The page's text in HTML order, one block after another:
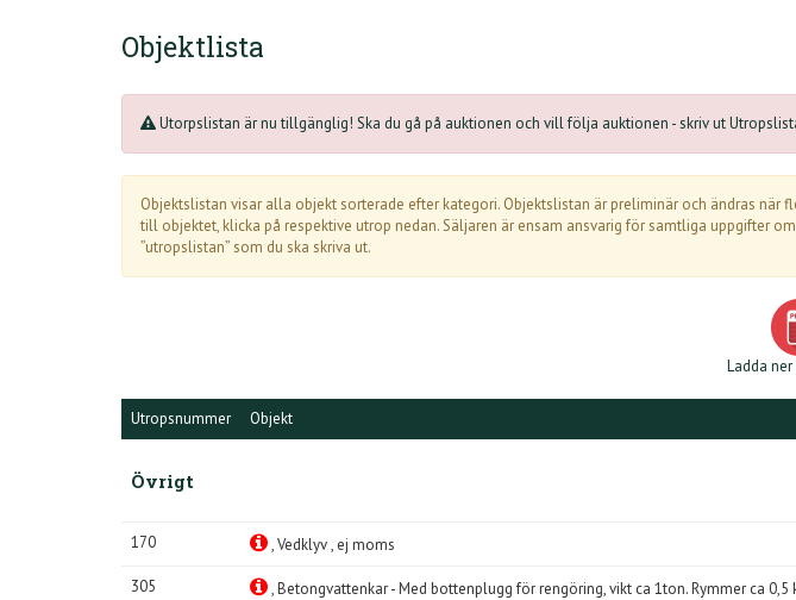
Objektlista
Utorpslistan är nu tillgänglig! Ska du gå på auktionen och vill följa auktionen - skriv ut
Objektslistan visar alla objekt sorterade efter kategori. Objektslistan är preliminär och ändras
till objektet, klicka på respektive utrop nedan. Säljaren är ensam ansvarig för samtliga uppgifter
”utropslistan” som du ska skriva ut.
Ladda
Utropsnummer Objekt
Övrigt
170 , Vedklyv , ej moms
305 , Betongvattenkar - Med bottenplugg för rengöring, vikt ca 1ton. Rymmer ca